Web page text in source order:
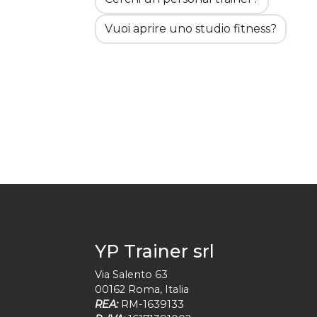
Vuoi aprire uno studio fitness?
YP Trainer srl
Via Salento 63
00162 Roma, Italia
REA: RM-1639133